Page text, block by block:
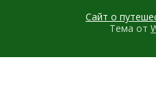
Сайт о
Тема от